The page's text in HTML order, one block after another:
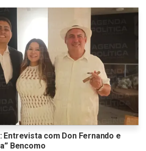
Entrevista com Don Fernando e
Bencomo